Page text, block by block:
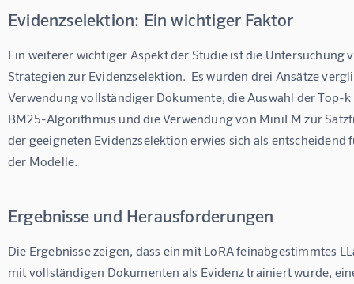
Evidenzselektion: Ein wichtiger Faktor
Ein weiterer wichtiger Aspekt der Studie ist die Untersuchung
Strategien zur Evidenzselektion.  Es wurden drei Ansätze
Verwendung vollständiger Dokumente, die Auswahl der Top-
BM25-Algorithmus und die Verwendung von MiniLM zur
der geeigneten Evidenzselektion erwies sich als
der Modelle.
Ergebnisse und Herausforderungen
Die Ergebnisse zeigen, dass ein mit LoRA feinabgestimmtes
mit vollständigen Dokumenten als Evidenz trainiert wurde,